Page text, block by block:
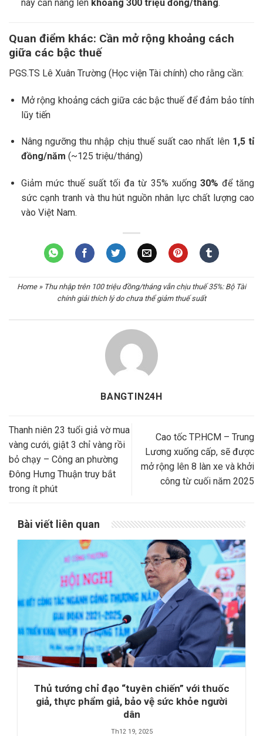
này cần nâng lên khoảng 300 triệu đồng/tháng.
Quan điểm khác: Cần mở rộng khoảng cách
giữa các bậc thuế
PGS.TS Lê Xuân Trường (Học viện Tài chính) cho rằng cần:
Mở rộng khoảng cách giữa các bậc thuế để đảm bảo tính
lũy tiến
Nâng ngưỡng thu nhập chịu thuế suất cao nhất lên 1,5 tỉ
đồng/năm (~125 triệu/tháng)
Giảm mức thuế suất tối đa từ 35% xuống 30% để tăng
sức cạnh tranh và thu hút nguồn nhân lực chất lượng cao
vào Việt Nam.
Home» Thu nhập trên 100 triệu đồng/tháng vẫn chịu thuế 35%: Bộ Tài
chính giải thích lý do chưa thể giảm thuế suất
BANGTIN24H
Thanh niên 23 tuổi giả vờ mua
vàng cưới, giật 3 chỉ vàng rồi
bỏ chạy – Công an phường
Đông Hưng Thuận truy bắt
trong ít phút
Cao tốc TP.HCM – Trung
Lương xuống cấp, sẽ được
mở rộng lên 8 làn xe và khởi
công từ cuối năm 2025
Bài viết liên quan
Thủ tướng chỉ đạo “tuyên chiến” với thuốc
giả, thực phẩm giả, bảo vệ sức khỏe người
dân
Th12 19, 2025